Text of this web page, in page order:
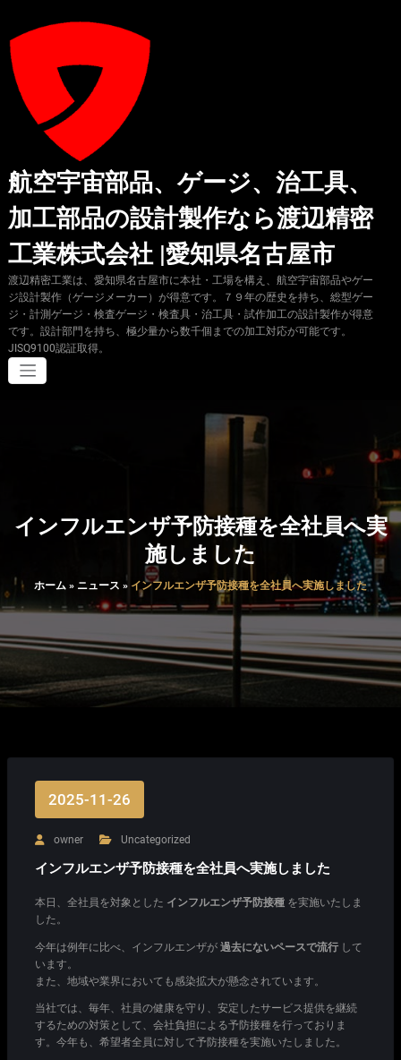
テ
航空宇宙部品、ゲージ、治工具、
加工部品の設計製作なら渡辺精密
工業株式会社 |愛知県名古屋市
渡辺精密工業は、愛知県名古屋市に本社・工場を構え、航空宇宙部品やゲー
ジ設計製作（ゲージメーカー）が得意です。７９年の歴史を持ち、総型ゲー
ジ・計測ゲージ・検査ゲージ・検査具・治工具・試作加工の設計製作が得意
です。設計部門を持ち、極少量から数千個までの加工対応が可能です。
JISQ9100認証取得。
インフルエンザ予防接種を全社員へ実
施しました
ホーム » ニュース » インフルエンザ予防接種を全社員へ実施しました
2025-11-26
owner Uncategorized
インフルエンザ予防接種を全社員へ実施しました
本日、全社員を対象とした インフルエンザ予防接種 を実施いたしま
した。
今年は例年に比べ、インフルエンザが 過去にないペースで流行 して
います。
また、地域や業界においても感染拡大が懸念されています。
当社では、毎年、社員の健康を守り、安定したサービス提供を継続
するための対策として、会社負担による予防接種を行っておりま
す。今年も、希望者全員に対して予防接種を実施いたしました。